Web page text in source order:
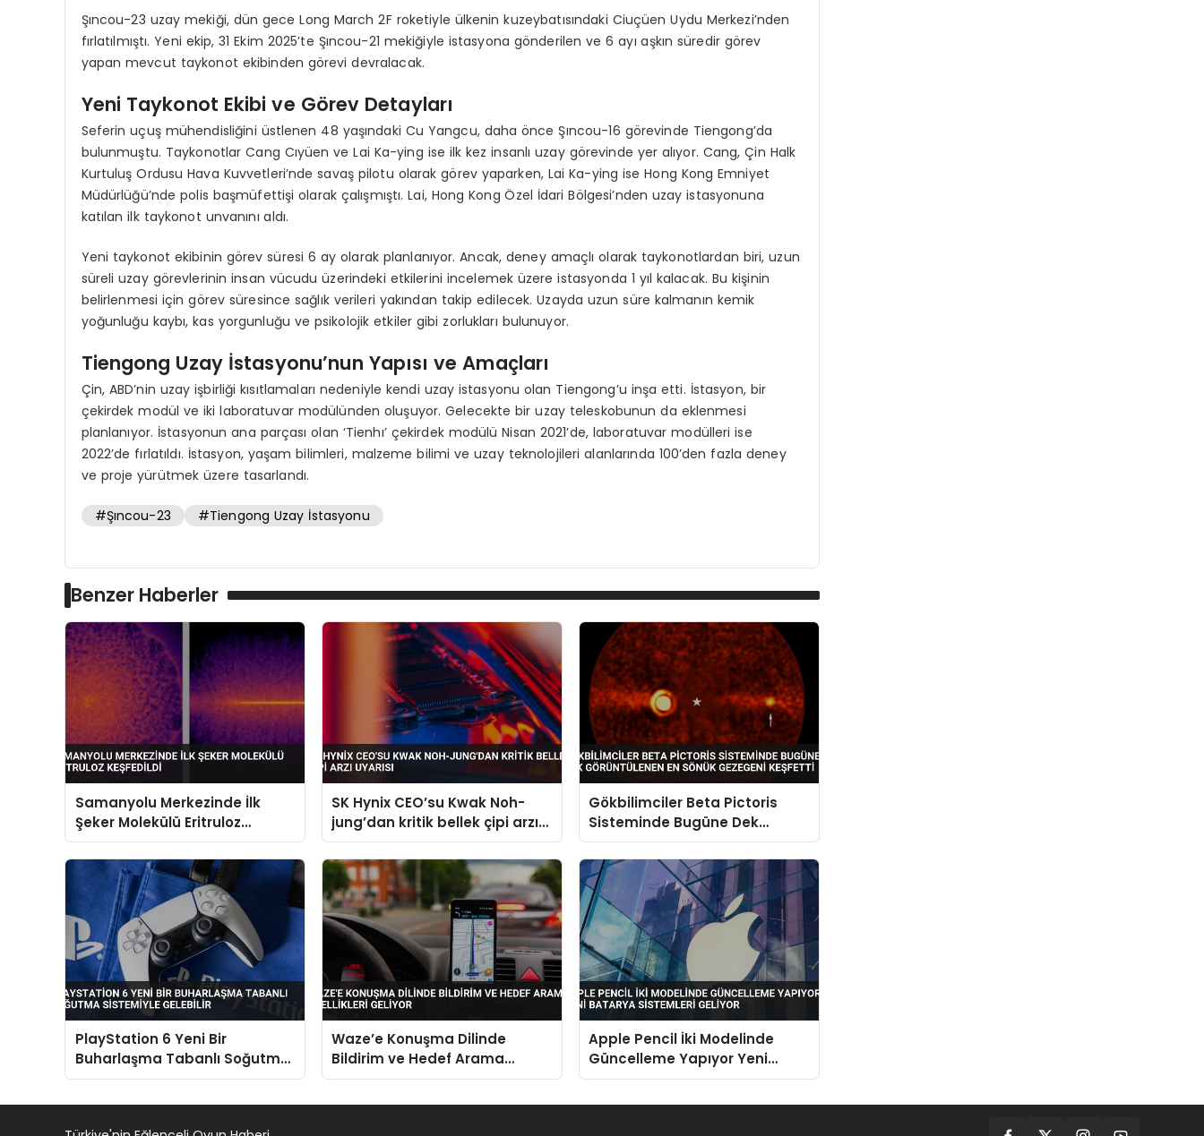
Şıncou-23 uzay mekiği, dün gece Long March 2F roketiyle ülkenin kuzeybatısındaki Ciuçüen Uydu Merkezi’nden
fırlatılmıştı. Yeni ekip, 31 Ekim 2025’te Şıncou-21 mekiğiyle istasyona gönderilen ve 6 ayı aşkın süredir görev
yapan mevcut taykonot ekibinden görevi devralacak.
Yeni Taykonot Ekibi ve Görev Detayları
Seferin uçuş mühendisliğini üstlenen 48 yaşındaki Cu Yangcu, daha önce Şıncou-16 görevinde Tiengong’da
bulunmuştu. Taykonotlar Cang Cıyüen ve Lai Ka-ying ise ilk kez insanlı uzay görevinde yer alıyor. Cang, Çin Halk
Kurtuluş Ordusu Hava Kuvvetleri’nde savaş pilotu olarak görev yaparken, Lai Ka-ying ise Hong Kong Emniyet
Müdürlüğü’nde polis başmüfettişi olarak çalışmıştı. Lai, Hong Kong Özel İdari Bölgesi’nden uzay istasyonuna
katılan ilk taykonot unvanını aldı.
Yeni taykonot ekibinin görev süresi 6 ay olarak planlanıyor. Ancak, deney amaçlı olarak taykonotlardan biri, uzun
süreli uzay görevlerinin insan vücudu üzerindeki etkilerini incelemek üzere istasyonda 1 yıl kalacak. Bu kişinin
belirlenmesi için görev süresince sağlık verileri yakından takip edilecek. Uzayda uzun süre kalmanın kemik
yoğunluğu kaybı, kas yorgunluğu ve psikolojik etkiler gibi zorlukları bulunuyor.
Tiengong Uzay İstasyonu’nun Yapısı ve Amaçları
Çin, ABD’nin uzay işbirliği kısıtlamaları nedeniyle kendi uzay istasyonu olan Tiengong’u inşa etti. İstasyon, bir
çekirdek modül ve iki laboratuvar modülünden oluşuyor. Gelecekte bir uzay teleskobunun da eklenmesi
planlanıyor. İstasyonun ana parçası olan ‘Tienhı’ çekirdek modülü Nisan 2021’de, laboratuvar modülleri ise
2022’de fırlatıldı. İstasyon, yaşam bilimleri, malzeme bilimi ve uzay teknolojileri alanlarında 100’den fazla deney
ve proje yürütmek üzere tasarlandı.
#Şıncou-23 #Tiengong Uzay İstasyonu
Benzer Haberler
Samanyolu Merkezinde İlk
Şeker Molekülü Eritruloz
Keşfedildi
SK Hynix CEO’su Kwak Noh-
jung’dan kritik bellek çipi arzı
uyarısı
Gökbilimciler Beta Pictoris
Sisteminde Bugüne Dek
Görüntülenen En Sönük
Gezegeni Keşfetti
PlayStation 6 Yeni Bir
Buharlaşma Tabanlı Soğutma
Sistemiyle Gelebilir
Waze’e Konuşma Dilinde
Bildirim ve Hedef Arama
Özellikleri Geliyor
Apple Pencil İki Modelinde
Güncelleme Yapıyor Yeni
Batarya Sistemleri Geliyor